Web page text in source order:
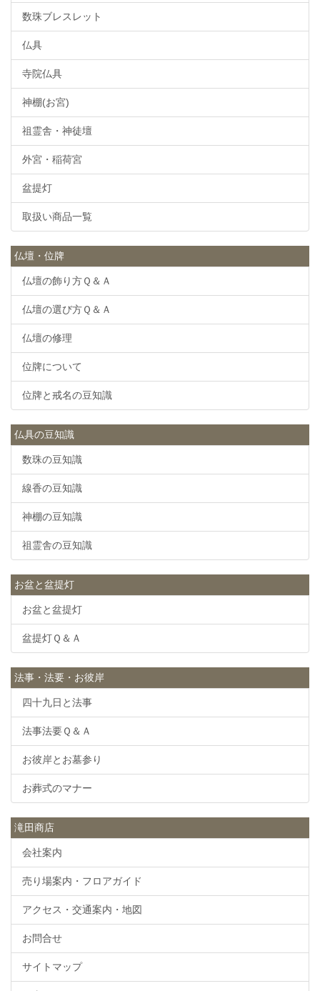
数珠ブレスレット
仏具
寺院仏具
神棚(お宮)
祖霊舎・神徒壇
外宮・稲荷宮
盆提灯
取扱い商品一覧
仏壇・位牌
仏壇の飾り方Ｑ＆Ａ
仏壇の選び方Ｑ＆Ａ
仏壇の修理
位牌について
位牌と戒名の豆知識
仏具の豆知識
数珠の豆知識
線香の豆知識
神棚の豆知識
祖霊舎の豆知識
お盆と盆提灯
お盆と盆提灯
盆提灯Ｑ＆Ａ
法事・法要・お彼岸
四十九日と法事
法事法要Ｑ＆Ａ
お彼岸とお墓参り
お葬式のマナー
滝田商店
会社案内
売り場案内・フロアガイド
アクセス・交通案内・地図
お問合せ
サイトマップ